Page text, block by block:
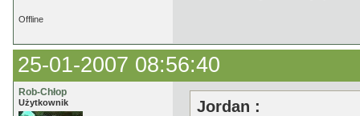
Offline
25-01-2007 08:56:40
Rob-Chłop
Użytkownik
Jordan :